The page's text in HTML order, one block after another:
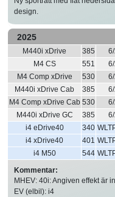
design.
2025
M440i xDrive 385
M4 CS
551
M4 Comp xDrive
530
M440i xDrive Cab
385
M4 Comp xDrive Cab 530
M440i xDrive GC
385
i4 eDrive40
340
i4 xDrive40
401
i4 M50
544
Kommentar:
MHEV: 40i: Angiven effekt är
EV (elbil): i4